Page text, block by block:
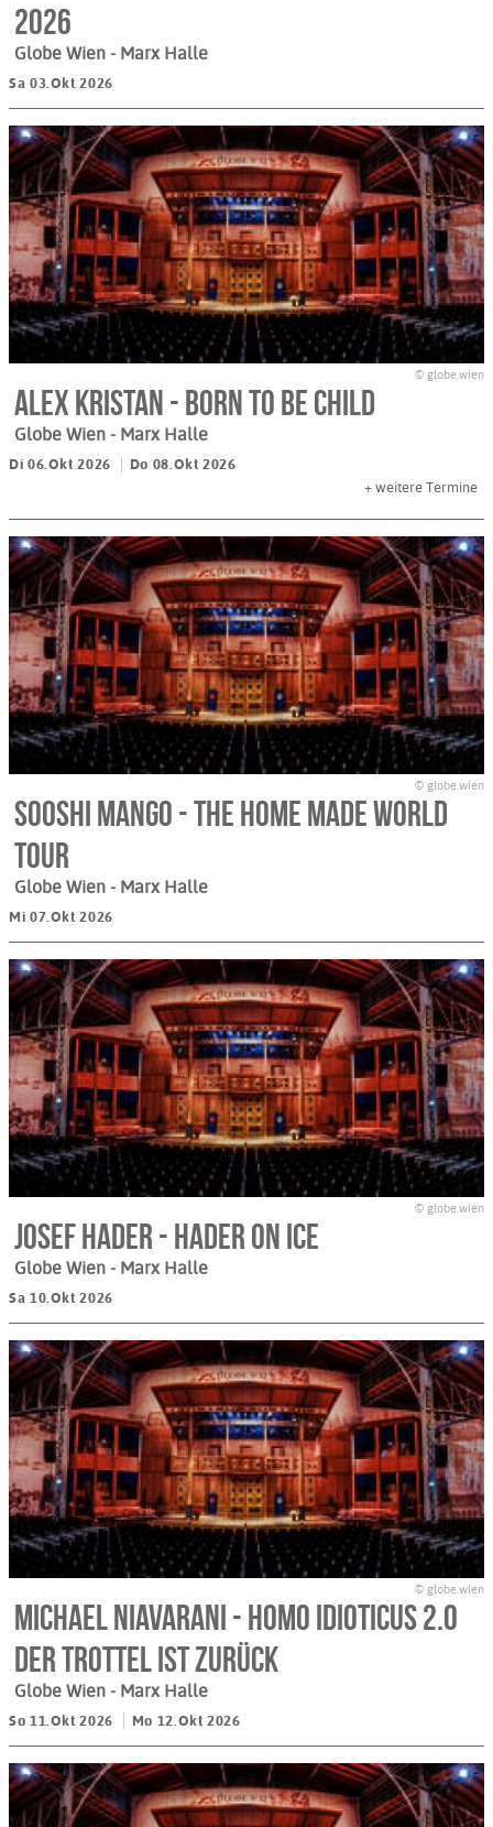
2026
Globe Wien - Marx Halle
Sa 03.Okt 2026
© globe.wien
Alex Kristan - Born to be Child
Globe Wien - Marx Halle
Di 06.Okt 2026
Do 08.Okt 2026
+ weitere Termine
© globe.wien
Sooshi Mango - The Home Made World
Tour
Globe Wien - Marx Halle
Mi 07.Okt 2026
© globe.wien
Josef Hader - HADER ON ICE
Globe Wien - Marx Halle
Sa 10.Okt 2026
© globe.wien
Michael Niavarani - HOMO IDIOTICUS 2.0
Der Trottel ist zurück
Globe Wien - Marx Halle
So 11.Okt 2026 Mo 12.Okt 2026